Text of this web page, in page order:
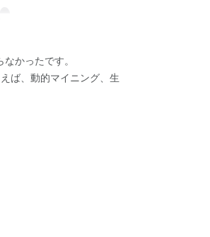
かったです。
ば、動的マイニング、生